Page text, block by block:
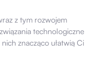
z tym rozwojem
technologiczne
znacząco ułatwią Ci